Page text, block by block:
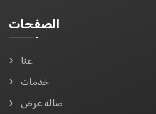
الصفحات
عنا
خدمات
صالة عرض